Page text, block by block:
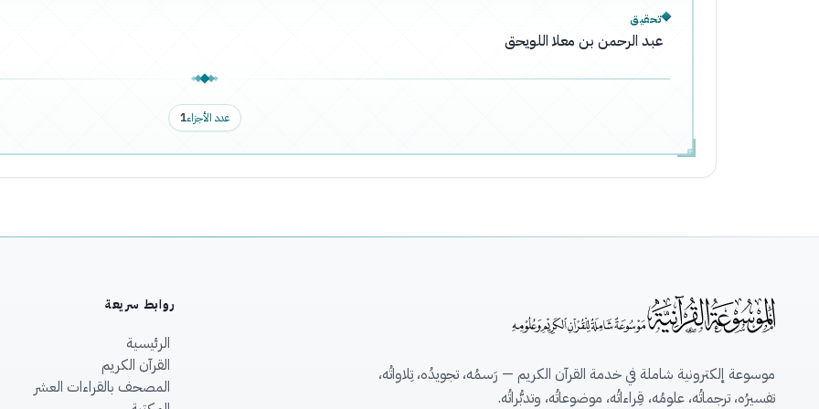
تحقيق
عبد الرحمن بن معلا اللويحق
عدد الأجزاء1
موسوعة إلكترونية شاملة في خدمة القرآن الكريم — رَسمُه، تجويدُه، تِلاواتُه،
تفسيرُه، ترجماتُه، علومُه، قِراءاتُه، موضوعاتُه، وتدبُّراتُه.
روابط سريعة
الرئيسية
القرآن الكريم
المصحف بالقراءات العشر